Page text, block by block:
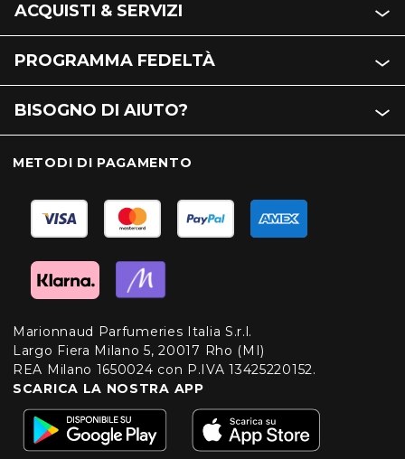
ACQUISTI & SERVIZI
PROGRAMMA FEDELTÀ
BISOGNO DI AIUTO?
METODI DI PAGAMENTO
Marionnaud Parfumeries Italia S.r.l.
Largo Fiera Milano 5, 20017 Rho (MI)
REA Milano 1650024 con P.IVA 13425220152.
SCARICA LA NOSTRA APP